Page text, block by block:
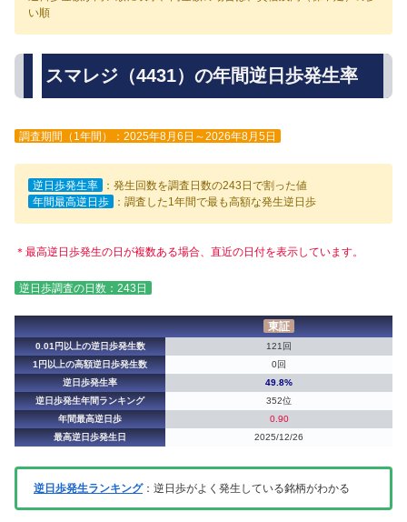
い順
スマレジ（4431）の年間逆日歩発生率
調査期間（1年間）：2025年8月6日～2026年8月5日
逆日歩発生率
：発生回数を調査日数の243日で割った値
年間最高逆日歩
：調査した1年間で最も高額な発生逆日歩
＊最高逆日歩発生の日が複数ある場合、直近の日付を表示しています。
逆日歩調査の日数：243日
東証
0.01円以上の逆日歩発生数
121回
1円以上の高額逆日歩発生数
0回
逆日歩発生率
49.8%
逆日歩発生年間ランキング
352位
年間最高逆日歩
0.90
最高逆日歩発生日
2025/12/26
逆日歩発生ランキング：逆日歩がよく発生している銘柄がわかる